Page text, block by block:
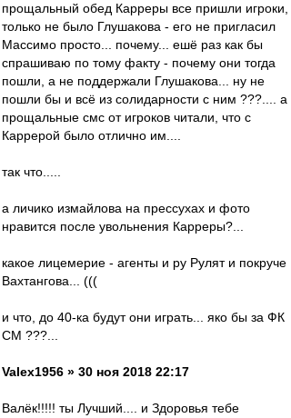
прощальный обед Карреры все пришли игроки,
только не было Глушакова - его не пригласил
Массимо просто... почему... ешё раз как бы
спрашиваю по тому факту - почему они тогда
пошли, а не поддержали Глушакова... ну не
пошли бы и всё из солидарности с ним ???.... а
прощальные смс от игроков читали, что с
Каррерой было отлично им....
так что.....
а личико измайлова на прессухах и фото
нравится после увольнения Карреры?...
какое лицемерие - агенты и ру Рулят и покруче
Вахтангова... (((
и что, до 40-ка будут они играть... яко бы за ФК
СМ ???...
Valex1956 » 30 ноя 2018 22:17
Валёк!!!!! ты Лучший.... и Здоровья тебе